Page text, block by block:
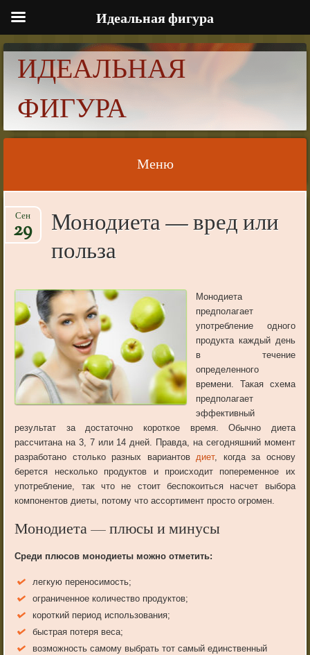
ИДЕАЛЬНАЯ
ФИГУРА
Меню
Skip to content
Монодиета — вред или
польза
Сен
29
Монодиета
предполагает
употребление одного
продукта каждый день
в течение
определенного
времени. Такая схема
предполагает
эффективный
результат за достаточно короткое время. Обычно диета
рассчитана на 3, 7 или 14 дней. Правда, на сегодняшний момент
разработано столько разных вариантовдиет, когда за основу
берется несколько продуктов и происходит попеременное их
употребление, так что не стоит беспокоиться насчет выбора
компонентов диеты, потому что ассортимент просто огромен.
Монодиета — плюсы и минусы
Среди плюсов монодиеты можно отметить:
легкую переносимость;
ограниченное количество продуктов;
короткий период использования;
быстрая потеря веса;
возможность самому выбрать тот самый единственный
Идеальная фигура